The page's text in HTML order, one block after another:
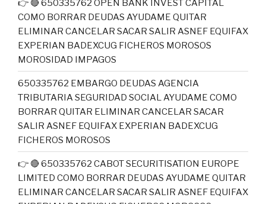
👉 🔴 650335762 OPEN BANK INVEST CAPITAL
COMO BORRAR DEUDAS AYUDAME QUITAR
ELIMINAR CANCELAR SACAR SALIR ASNEF EQUIFAX
EXPERIAN BADEXCUG FICHEROS MOROSOS
MOROSIDAD IMPAGOS
650335762 EMBARGO DEUDAS AGENCIA
TRIBUTARIA SEGURIDAD SOCIAL AYUDAME COMO
BORRAR QUITAR ELIMINAR CANCELAR SACAR
SALIR ASNEF EQUIFAX EXPERIAN BADEXCUG
FICHEROS MOROSOS
👉 🔴 650335762 CABOT SECURITISATION EUROPE
LIMITED COMO BORRAR DEUDAS AYUDAME QUITAR
ELIMINAR CANCELAR SACAR SALIR ASNEF EQUIFAX